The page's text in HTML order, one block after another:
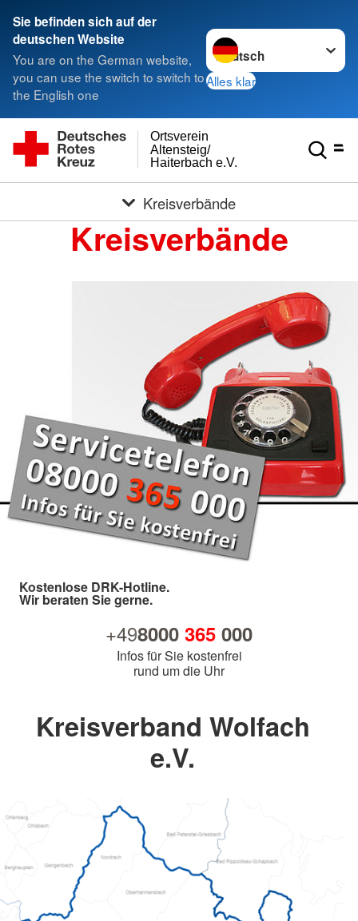
Sie befinden sich auf der
deutschen Website
You are on the German website,
you can use the switch to switch to
the English one
Sprache wechseln zu
Alles klar
Haiterbach e.V.
Altensteig/
Ortsverein
Kreisverbände
Kreisverbände
Kostenlose DRK-Hotline.
Wir beraten Sie gerne.
+498000 365 000
Infos für Sie kostenfrei
rund um die Uhr
Kreisverband Wolfach
e.V.